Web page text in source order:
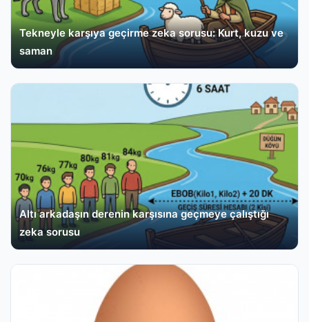
Tekneyle karşıya geçirme zeka sorusu: Kurt, kuzu ve
saman
Altı arkadaşın derenin karşısına geçmeye çalıştığı
zeka sorusu